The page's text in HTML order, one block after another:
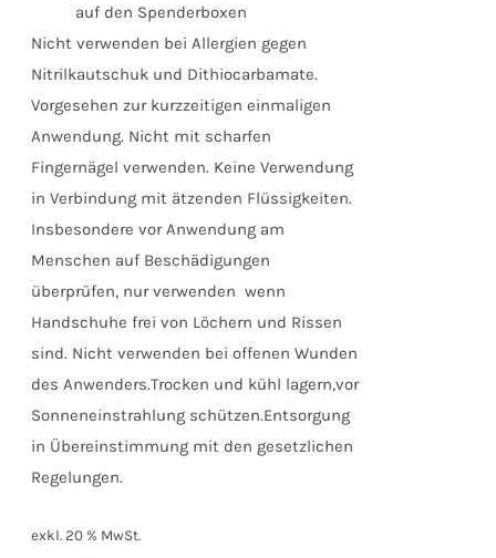
auf den Spenderboxen
Nicht verwenden bei Allergien gegen
Nitrilkautschuk und Dithiocarbamate.
Vorgesehen zur kurzzeitigen einmaligen
Anwendung. Nicht mit scharfen
Fingernägel verwenden. Keine Verwendung
in Verbindung mit ätzenden Flüssigkeiten.
Insbesondere vor Anwendung am
Menschen auf Beschädigungen
überprüfen, nur verwenden wenn
Handschuhe frei von Löchern und Rissen
sind. Nicht verwenden bei offenen Wunden
des Anwenders.Trocken und kühl lagern,vor
Sonneneinstrahlung schützen.Entsorgung
in Übereinstimmung mit den gesetzlichen
Regelungen.
exkl. 20 % MwSt.